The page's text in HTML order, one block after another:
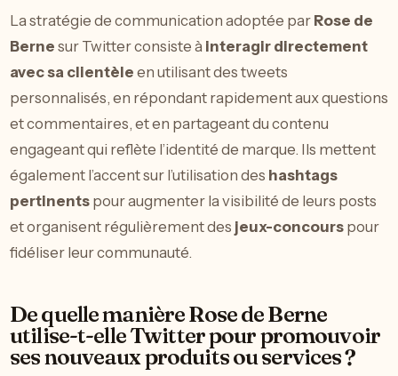
La stratégie de communication adoptée par Rose de
Berne sur Twitter consiste à interagir directement
avec sa clientèle en utilisant des tweets
personnalisés, en répondant rapidement aux questions
et commentaires, et en partageant du contenu
engageant qui reflète l’identité de marque. Ils mettent
également l’accent sur l’utilisation des hashtags
pertinents pour augmenter la visibilité de leurs posts
et organisent régulièrement des jeux-concours pour
fidéliser leur communauté.
De quelle manière Rose de Berne
utilise-t-elle Twitter pour promouvoir
ses nouveaux produits ou services ?